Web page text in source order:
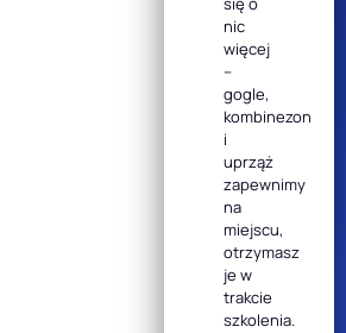
nic
więcej
–
gogle,
kombinezon
i
uprząż
zapewnimy
na
miejscu,
otrzymasz
je w
trakcie
szkolenia.